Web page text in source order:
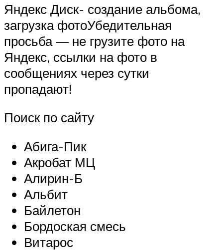
Яндекс Диск- создание альбома,
загрузка фотоУбедительная
просьба — не грузите фото на
Яндекс, ссылки на фото в
сообщениях через сутки
пропадают!
Поиск по сайту
Абига-Пик
Акробат МЦ
Алирин-Б
Альбит
Байлетон
Бордоская смесь
Витарос